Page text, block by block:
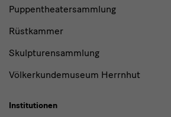
Puppentheatersammlung
Rüstkammer
Skulpturensammlung
Völkerkundemuseum Herrnhut
Institutionen